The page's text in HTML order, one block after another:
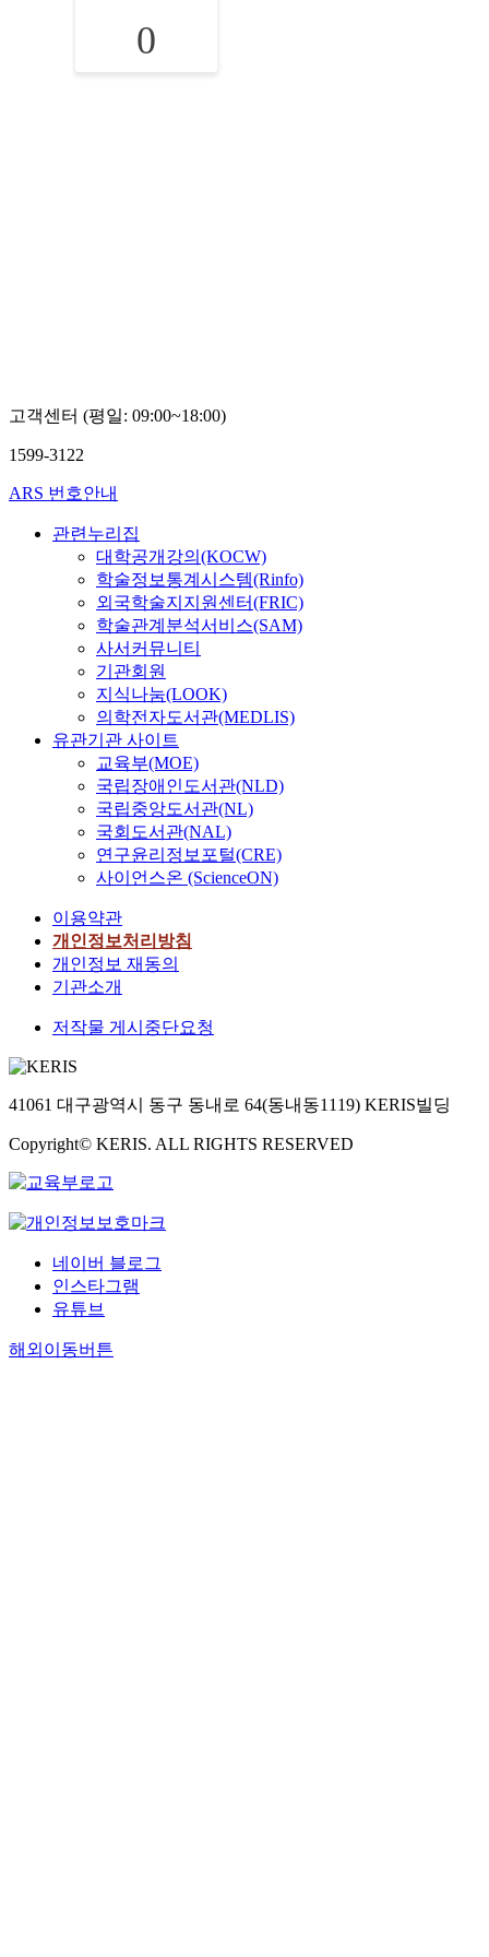
0
고객센터 (평일: 09:00~18:00)
1599-3122
ARS 번호안내
관련누리집
대학공개강의(KOCW)
학술정보통계시스템(Rinfo)
외국학술지지원센터(FRIC)
학술관계분석서비스(SAM)
사서커뮤니티
기관회원
지식나눔(LOOK)
의학전자도서관(MEDLIS)
유관기관 사이트
교육부(MOE)
국립장애인도서관(NLD)
국립중앙도서관(NL)
국회도서관(NAL)
연구윤리정보포털(CRE)
사이언스온 (ScienceON)
이용약관
개인정보처리방침
개인정보 재동의
기관소개
저작물 게시중단요청
41061 대구광역시 동구 동내로 64(동내동1119) KERIS빌딩
Copyright© KERIS. ALL RIGHTS RESERVED
네이버 블로그
인스타그램
유튜브
해외이동버튼